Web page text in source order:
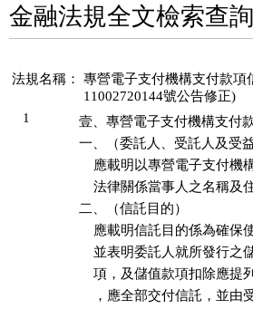
金融法規全文檢索查
法規名稱：
專營電子支付機構支付款項
11002720144號公告修正)
1
壹、專營電子支付機構支付
一、（委託人、受託人及受益
應載明以專營電子支付
法律關係當事人之名稱及
二、（信託目的）
應載明信託目的係為確
並表明委託人就所發行
項，及儲值款項扣除應
，應全部交付信託，並